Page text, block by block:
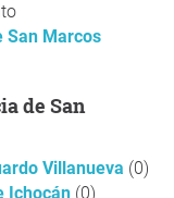
San Marcos
Villanueva (0)
Ichocán (0)